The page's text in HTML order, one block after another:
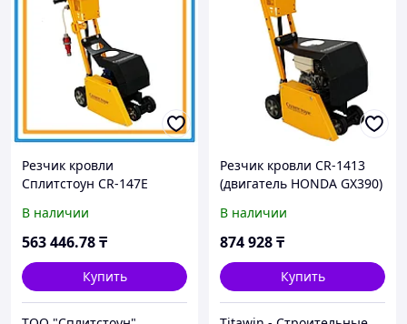
Резчик кровли
Сплитстоун CR-147E
В наличии
563 446.78₸
Купить
Резчик кровли CR-1413
(двигатель HONDA GX390)
В наличии
874 928₸
Купить